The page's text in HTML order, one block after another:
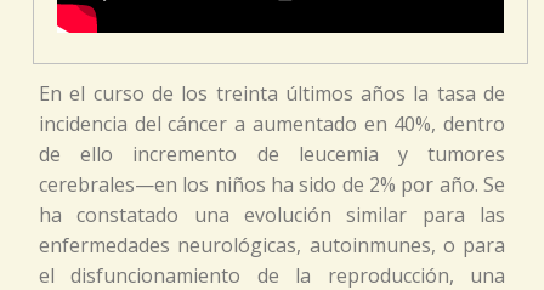
En el curso de los treinta últimos años la tasa de
incidencia del cáncer a aumentado en 40%, dentro
de ello incremento de leucemia y tumores
cerebrales—en los niños ha sido de 2% por año. Se
ha constatado una evolución similar para las
enfermedades neurológicas, autoinmunes, o para
el disfuncionamiento de la reproducción, una